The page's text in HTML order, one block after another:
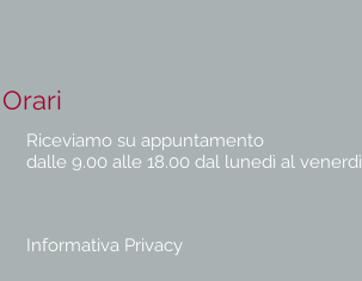
Orari
Riceviamo su appuntamento
dalle 9.00 alle 18.00 dal lunedì al venerdì
Informativa Privacy